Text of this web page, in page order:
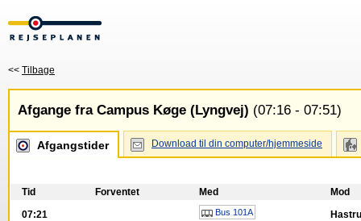
<< Tilbage
Afgange fra Campus Køge (Lyngvej) (07:16 - 07:51)
Afgangstider Download til din computer/hjemmeside
Tid Forventet Med
Mod
07:21
Bus 101A